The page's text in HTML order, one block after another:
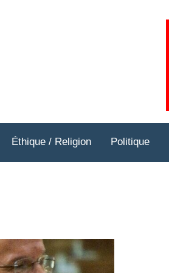
Éthique / Religion Politique